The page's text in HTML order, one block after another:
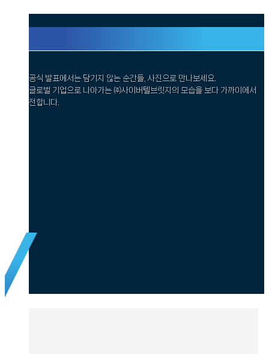
공식 발표에서는 담기지 않는 순간들, 사진으로 만나보세요.
글로벌 기업으로 나아가는 ㈜사이버텔브릿지의 모습을 보다 가까이에서
전합니다.